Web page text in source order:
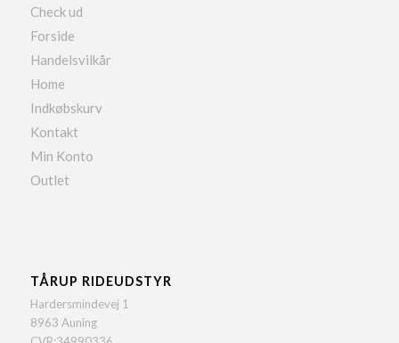
Check ud
Forside
Handelsvilkår
Home
Indkøbskurv
Kontakt
Min Konto
Outlet
TÅRUP RIDEUDSTYR
Hardersmindevej 1
8963 Auning